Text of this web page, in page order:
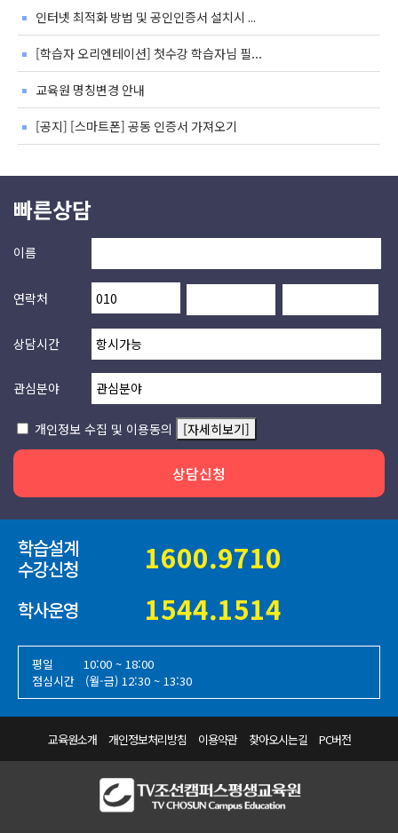
인터넷 최적화 방법 및 공인인증서 설치시 ...
[학습자 오리엔테이션] 첫수강 학습자님 필...
교육원 명칭변경 안내
[공지] [스마트폰] 공동 인증서 가져오기
빠른상담
이름
연락처
상담시간
관심분야
개인정보 수집 및 이용동의 [자세히보기]
상담신청
학습설계
수강신청
1600.9710
학사운영 1544.1514
평일
10:00 ~ 18:00
점심시간 (월-금) 12:30 ~ 13:30
교육원소개 개인정보처리방침 이용약관 찾아오시는길 PC버전